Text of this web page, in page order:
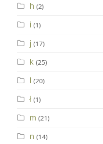
h (2)
i (1)
j (17)
k (25)
l (20)
ł (1)
m (21)
n (14)